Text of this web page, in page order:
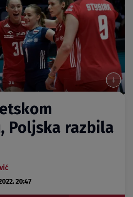
Poljska razbila
20:47